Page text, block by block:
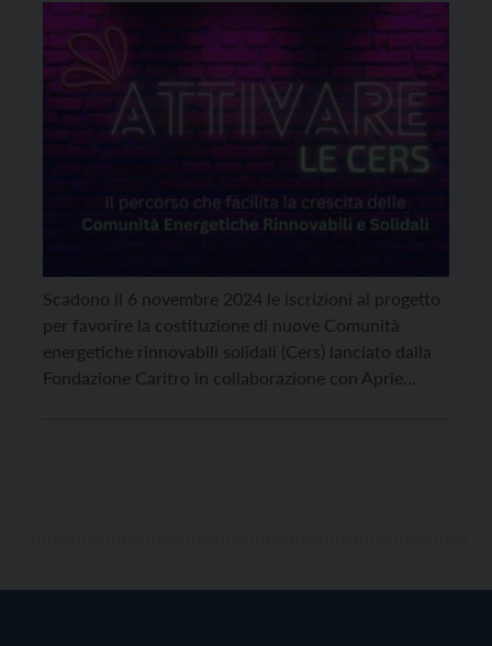
nascita di nuove Cer
Scadono il 6 novembre 2024 le iscrizioni al progetto
per favorire la costituzione di nuove Comunità
energetiche rinnovabili solidali (Cers) lanciato dalla
Fondazione Caritro in collaborazione con Aprie